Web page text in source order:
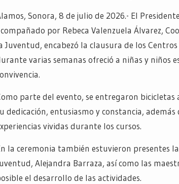
Sonora, 8 de julio de 2026.- El
por Rebeca Valenzuela Álvarez,
Juventud, encabezó la clausura de los
varias semanas ofreció a niñas y niños
parte del evento, se entregaron
dedicación, entusiasmo y constancia,
vividas durante los cursos.
la ceremonia también estuvieron presentes
Alejandra Barraza, así como las
el desarrollo de las actividades.